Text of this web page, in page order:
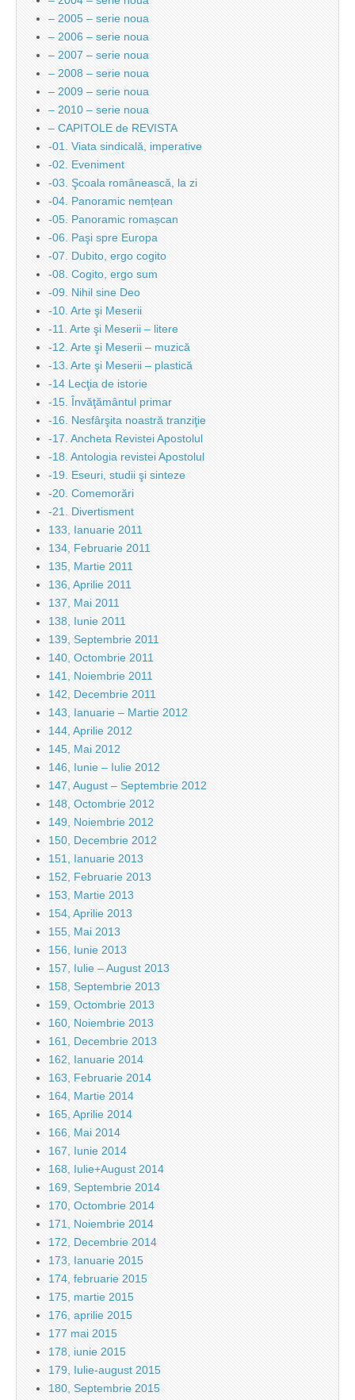
– 2005 – serie noua
– 2006 – serie noua
– 2007 – serie noua
– 2008 – serie noua
– 2009 – serie noua
– 2010 – serie noua
– CAPITOLE de REVISTA
-01. Viata sindicală, imperative
-02. Eveniment
-03. Şcoala românească, la zi
-04. Panoramic nemțean
-05. Panoramic romașcan
-06. Paşi spre Europa
-07. Dubito, ergo cogito
-08. Cogito, ergo sum
-09. Nihil sine Deo
-10. Arte şi Meserii
-11. Arte şi Meserii – litere
-12. Arte şi Meserii – muzică
-13. Arte şi Meserii – plastică
-14 Lecţia de istorie
-15. Învăţământul primar
-16. Nesfârşita noastră tranziţie
-17. Ancheta Revistei Apostolul
-18. Antologia revistei Apostolul
-19. Eseuri, studii şi sinteze
-20. Comemorări
-21. Divertisment
133, Ianuarie 2011
134, Februarie 2011
135, Martie 2011
136, Aprilie 2011
137, Mai 2011
138, Iunie 2011
139, Septembrie 2011
140, Octombrie 2011
141, Noiembrie 2011
142, Decembrie 2011
143, Ianuarie – Martie 2012
144, Aprilie 2012
145, Mai 2012
146, Iunie – Iulie 2012
147, August – Septembrie 2012
148, Octombrie 2012
149, Noiembrie 2012
150, Decembrie 2012
151, Ianuarie 2013
152, Februarie 2013
153, Martie 2013
154, Aprilie 2013
155, Mai 2013
156, Iunie 2013
157, Iulie – August 2013
158, Septembrie 2013
159, Octombrie 2013
160, Noiembrie 2013
161, Decembrie 2013
162, Ianuarie 2014
163, Februarie 2014
164, Martie 2014
165, Aprilie 2014
166, Mai 2014
167, Iunie 2014
168, Iulie+August 2014
169, Septembrie 2014
170, Octombrie 2014
171, Noiembrie 2014
172, Decembrie 2014
173, Ianuarie 2015
174, februarie 2015
175, martie 2015
176, aprilie 2015
177 mai 2015
178, iunie 2015
179, Iulie-august 2015
180, Septembrie 2015